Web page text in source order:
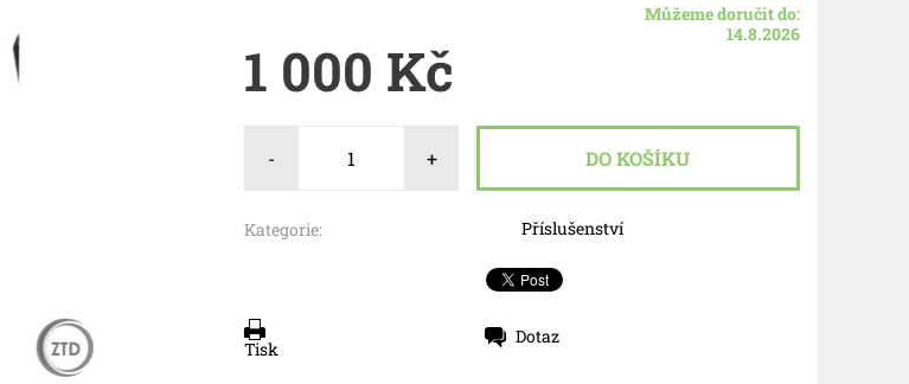
Můžeme doručit do:
14.8.2026
1 000 Kč
- +
Kategorie: Příslušenství
Tisk
Dotaz